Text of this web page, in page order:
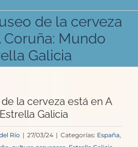
de la cerveza
Coruña: Mundo
Galicia
la cerveza está en A
Galicia
Río | 27/03/24 | Categorías: España,